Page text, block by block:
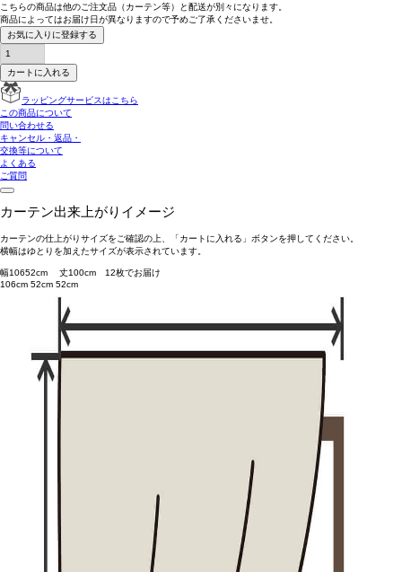
こちらの商品は他のご注文品（カーテン等）と配送が別々 になります。
商品によってはお届け日が異なりますので予めご了承くださいませ。
お気に入りに登録する
カートに入れる
ラッピングサービスはこちら
この商品について
問い合わせる
キャンセル・返品・
交換等について
よくある
ご質問
カーテン出来上がりイメージ
カーテンの仕上がりサイズをご確認の上、「カートに入れる」ボタンを押してください。
横幅はゆとりを加えたサイズが表示されています。
幅10652cm 丈100cm 12枚でお届け
106cm 52cm 52cm